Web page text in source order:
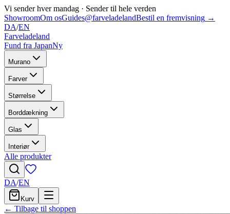
Vi sender hver mandag · Sender til hele verden
ShowroomOm osGuides@farveladelandBestil en fremvisning →
DA/EN
Farveladeland
Fund fra JapanNy
Murano
Farver
Størrelse
Borddækning
Glas
Interiør
Alle produkter
DA/EN
Kurv
← Tilbage til shoppen